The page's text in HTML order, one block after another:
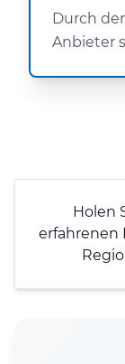
Durch
Anbieter
Holen
erfahrenen